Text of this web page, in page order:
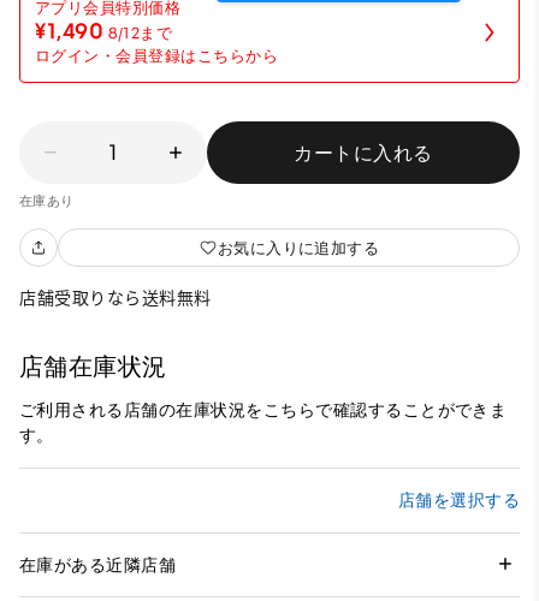
¥1,490 8/12まで
ログイン・会員登録はこちらから
1 カートに入れる
在庫あり
お気に入りに追加する
店舗受取りなら送料無料
店舗在庫状況
ご利用される店舗の在庫状況をこちらで確認することができま
す。
店舗を選択する
在庫がある近隣店舗